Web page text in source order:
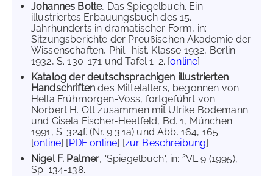
Johannes Bolte, Das Spiegelbuch. Ein
illustriertes Erbauungsbuch des 15.
Jahrhunderts in dramatischer Form, in:
Sitzungsberichte der Preußischen Akademie der
Wissenschaften, Phil.-hist. Klasse 1932, Berlin
1932, S. 130-171 und Tafel 1-2. [online]
Katalog der deutschsprachigen illustrierten
Handschriften des Mittelalters, begonnen von
Hella Frühmorgen-Voss, fortgeführt von
Norbert H. Ott zusammen mit Ulrike Bodemann
und Gisela Fischer-Heetfeld, Bd. 1, München
1991, S. 324f. (Nr. 9.3.1a) und Abb. 164, 165.
[online] [PDF online] [zur Beschreibung]
Nigel F. Palmer, 'Spiegelbuch', in: 2VL 9 (1995),
Sp. 134-138.